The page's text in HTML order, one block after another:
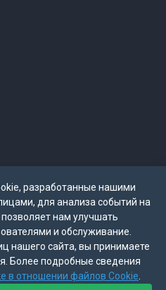
- Колесников Д.Б.
разработанные нашими
для анализа событий на
нам улучшать
и обслуживание.
нашего сайта, вы принимаете
Более подробные сведения
в отношении файлов Cookie